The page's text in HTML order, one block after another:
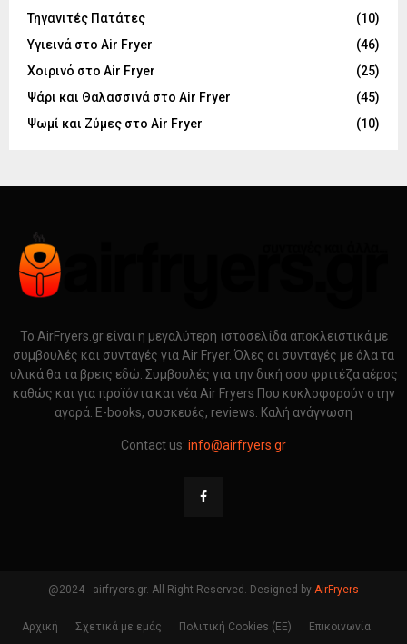
Τηγανιτές Πατάτες
(10)
Υγιεινά στο Air Fryer
(46)
Χοιρινό στο Air Fryer
(25)
Ψάρι και Θαλασσινά στο Air Fryer
(45)
Ψωμί και Ζύμες στο Air Fryer
(10)
Το AirFryers.gr είναι η μεγαλύτερη ιστοσελίδα αποκλειστικά με
συμβουλές και συνταγές για Air Fryer. Όλες οι συνταγές με όλα τα
υλικά θα τα βρεις εδώ. Συμβουλές για την δική σου φριτέζα αέρος
καθώς και για προϊόντα και νέα Air Fryers Που κυκλοφορούν στην
αγορά. E-books, συσκευές, reviews. Καλή ανάγνωση
Contact us: info@airfryers.gr
@2024 - airfryers.gr. All Right Reserved. Designed by AirFryers
Αρχική Σχετικά με εμάς Πολιτική Cookies (ΕΕ) Επικοινωνία